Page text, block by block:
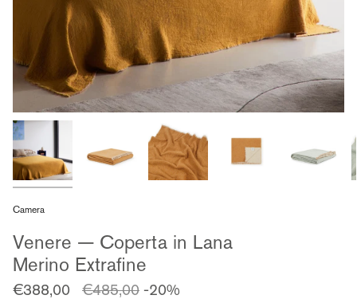
Camera
Venere — Coperta in Lana
Merino Extrafine
€388,00
Prezzo
€485,00 -20%